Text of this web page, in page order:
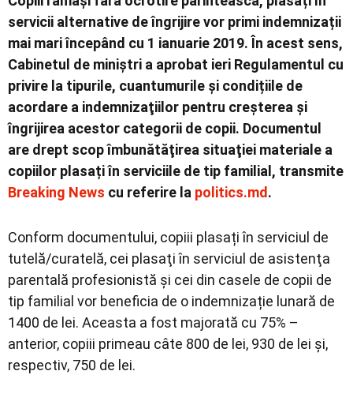
servicii alternative de îngrijire vor primi indemnizații
mai mari începând cu 1 ianuarie 2019. În acest sens,
Cabinetul de miniștri a aprobat ieri Regulamentul cu
privire la tipurile, cuantumurile şi condițiile de
acordare a indemnizaţiilor pentru creşterea şi
îngrijirea acestor categorii de copii. Documentul
are drept scop îmbunătăţirea situaţiei materiale a
copiilor plasați în serviciile de tip familial, transmite
Breaking News cu referire la politics.md.
Conform documentului, copiii plasați în serviciul de
tutelă/curatelă, cei plasaţi în serviciul de asistenţa
parentală profesionistă și cei din casele de copii de
tip familial vor beneficia de o indemnizație lunară de
1400 de lei. Aceasta a fost majorată cu 75% –
anterior, copiii primeau câte 800 de lei, 930 de lei și,
respectiv, 750 de lei.